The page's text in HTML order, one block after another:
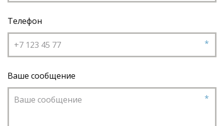
Телефон
*
Ваше сообщение
*